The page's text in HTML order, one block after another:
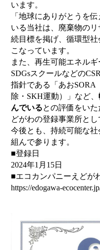
います。
「地球にありがとうを
いる当社は、廃棄物の
続目標を掲げ、循環型
こなっています。
また、再生可能エネルギ
SDGsスクールなどの
指針である「あお
除・SKH運動）」など、
んでいるとの評価をい
どがわの登録事業所とし
今後とも、持続可能な
組んで参ります。
■登録日
2024年1月15日
■エコカンパニーえどが
https://edogawa-